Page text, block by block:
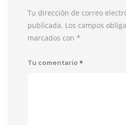
Tu dirección de correo
publicada. Los campos
marcados con *
Tu comentario *